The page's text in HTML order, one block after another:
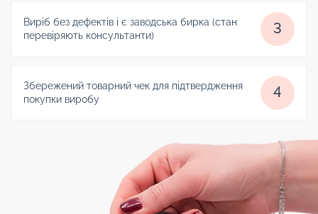
Виріб без дефектів і є заводська бирка (стан
перевіряють консультанти)
3
Збережений товарний чек для підтвердження
покупки виробу
4